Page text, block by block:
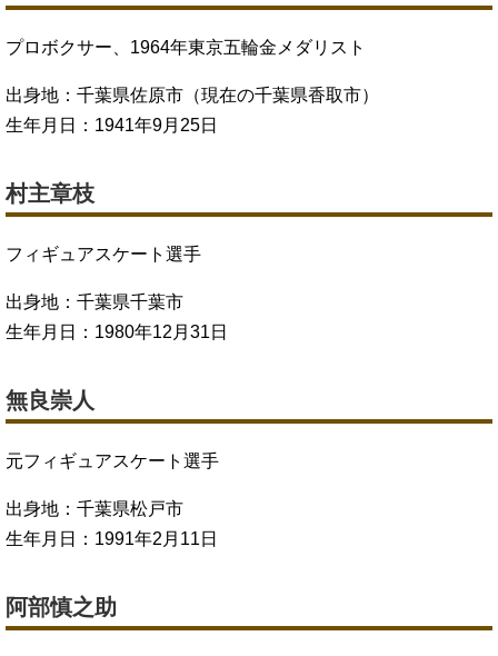
プロボクサー、1964年東京五輪金メダリスト
出身地：千葉県佐原市（現在の千葉県香取市）
生年月日：1941年9月25日
村主章枝
フィギュアスケート選手
出身地：千葉県千葉市
生年月日：1980年12月31日
無良崇人
元フィギュアスケート選手
出身地：千葉県松戸市
生年月日：1991年2月11日
阿部慎之助